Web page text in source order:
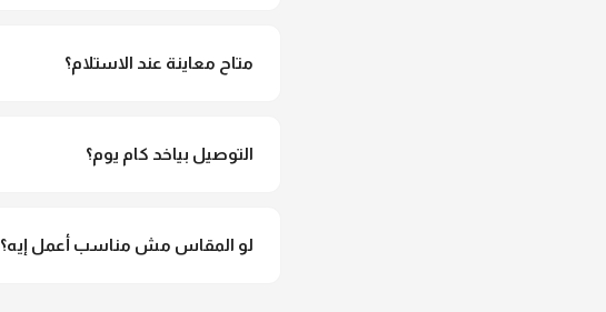
متاح معاينة عند الاستلام؟
التوصيل بياخد كام يوم؟
لو المقاس مش مناسب أعمل إيه؟